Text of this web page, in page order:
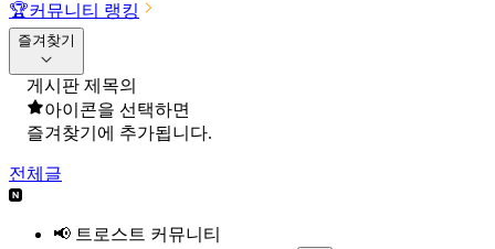
🏆커뮤니티 랭킹
즐겨찾기
게시판 제목의
아이콘을 선택하면
즐겨찾기에 추가됩니다.
전체글
📢 트로스트 커뮤니티